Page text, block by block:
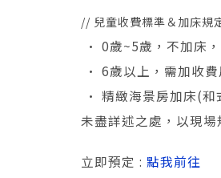
// 兒童收費標準＆加床規
• 0歲~5歲，不加床
• 6歲以上，需加收費
• 精緻海景房加床(
未盡詳述之處，以現
立即預定 : 點我前往